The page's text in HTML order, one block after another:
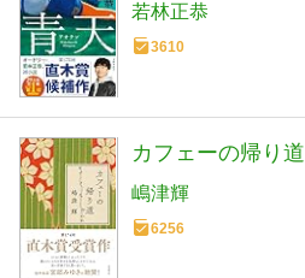
若林正恭
3610
カフェーの帰り道
嶋津輝
6256